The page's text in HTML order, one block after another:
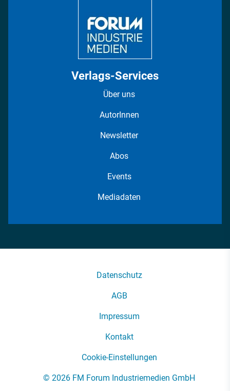
Verlags-Services
Über uns
AutorInnen
Newsletter
Abos
Events
Mediadaten
Datenschutz
AGB
Impressum
Kontakt
Cookie-Einstellungen
© 2026 FM Forum Industriemedien GmbH